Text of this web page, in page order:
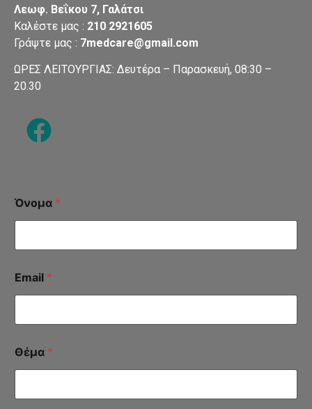
Λεωφ. Βεΐκου 7, Γαλάτσι
Καλέστε μας : 210 2921605
Γράψτε μας : 7medcare@gmail.com
ΩΡΕΣ ΛΕΙΤΟΥΡΓΙΑΣ: Δευτέρα – Παρασκευή, 08:30 –
20.30
Όνομα *
Email *
Θέμα *